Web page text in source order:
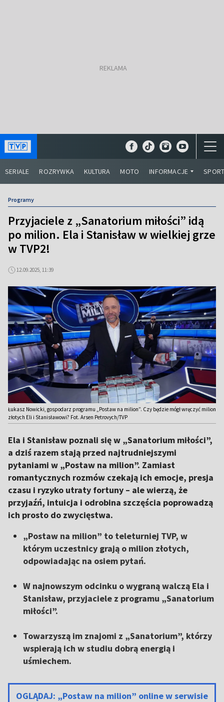
SERIALE ROZRYWKA KULTURA MOTO INFORMACJE
Programy
Przyjaciele z „Sanatorium miłości” idą
po milion. Ela i Stanisław w wielkiej grze
w TVP2!
12.09.2025, 11:39
Łukasz Nowicki, gospodarz programu „Postaw na milion”. Czy będzie mógł wręczyć milion
złotych Eli i Stanisławowi? Fot. Arsen Petrovych/TVP
Ela i Stanisław poznali się w „Sanatorium miłości”,
a dziś razem stają przed najtrudniejszymi
pytaniami w „Postaw na milion”. Zamiast
romantycznych rozmów czekają ich emocje, presja
czasu i ryzyko utraty fortuny – ale wierzą, że
przyjaźń, intuicja i odrobina szczęścia poprowadzą
ich prosto do zwycięstwa.
„Postaw na milion” to teleturniej TVP, w
którym uczestnicy grają o milion złotych,
odpowiadając na osiem pytań.
W najnowszym odcinku o wygraną walczą Ela i
Stanisław, przyjaciele z programu „Sanatorium
miłości”.
Towarzyszą im znajomi z „Sanatorium”, którzy
wspierają ich w studiu dobrą energią i
uśmiechem.
OGLĄDAJ: „Postaw na milion” online w serwisie